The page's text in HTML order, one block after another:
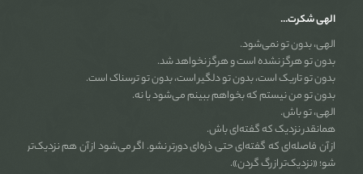
الهی شکرت…
الهی، بدون تو نمی‌شود.
بدون تو هرگز نشده است و هرگز نخواهد شد.
بدون تو تاریک است، بدون تو دلگیر است، بدون تو ترسناک است.
بدون تو من نیستم که بخواهم ببینم می‌شود یا نه.
الهی، تو باش.
همانقدر نزدیک که گفته‌ای باش.
از آن فاصله‌ای که گفته‌ای حتی ذره‌ای دورتر نشو. اگر می‌شود از آن هم نزدیک‌تر
شو؛ «نزدیک‌تر از رگ گردن».